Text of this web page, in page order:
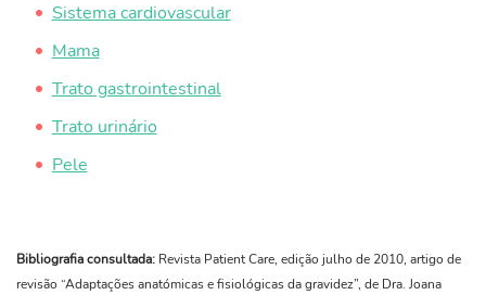
Sistema cardiovascular
Mama
Trato gastrointestinal
Trato urinário
Pele
Bibliografia consultada: Revista Patient Care, edição julho de 2010, artigo de
revisão “Adaptações anatómicas e fisiológicas da gravidez”, de Dra. Joana